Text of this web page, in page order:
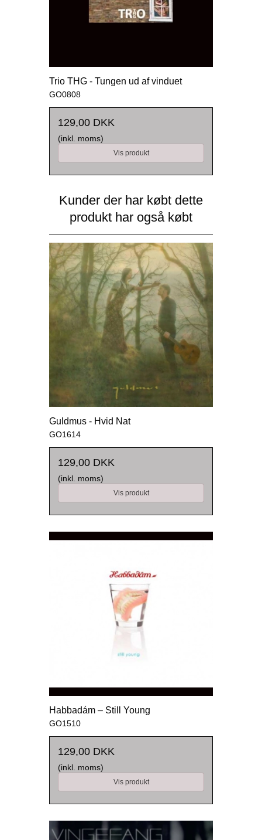
Trio THG - Tungen ud af vinduet
GO0808
129,00 DKK
(inkl. moms)
Vis produkt
Kunder der har købt dette
produkt har også købt
Guldmus - Hvid Nat
GO1614
129,00 DKK
(inkl. moms)
Vis produkt
Habbadám – Still Young
GO1510
129,00 DKK
(inkl. moms)
Vis produkt